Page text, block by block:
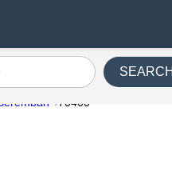
70400